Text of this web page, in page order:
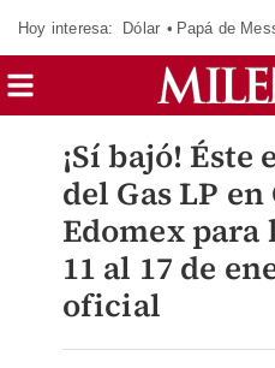
Hoy interesa: Dólar Papá de
¡Sí bajó! Éste
del Gas LP
Edomex para
11 al 17 de
oficial